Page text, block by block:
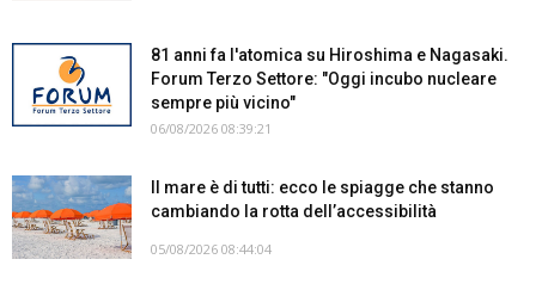
81 anni fa l'atomica su Hiroshima e Nagasaki.
Forum Terzo Settore: "Oggi incubo nucleare
sempre più vicino"
06/08/2026 08:39:21
Il mare è di tutti: ecco le spiagge che stanno
cambiando la rotta dell’accessibilità
05/08/2026 08:44:04